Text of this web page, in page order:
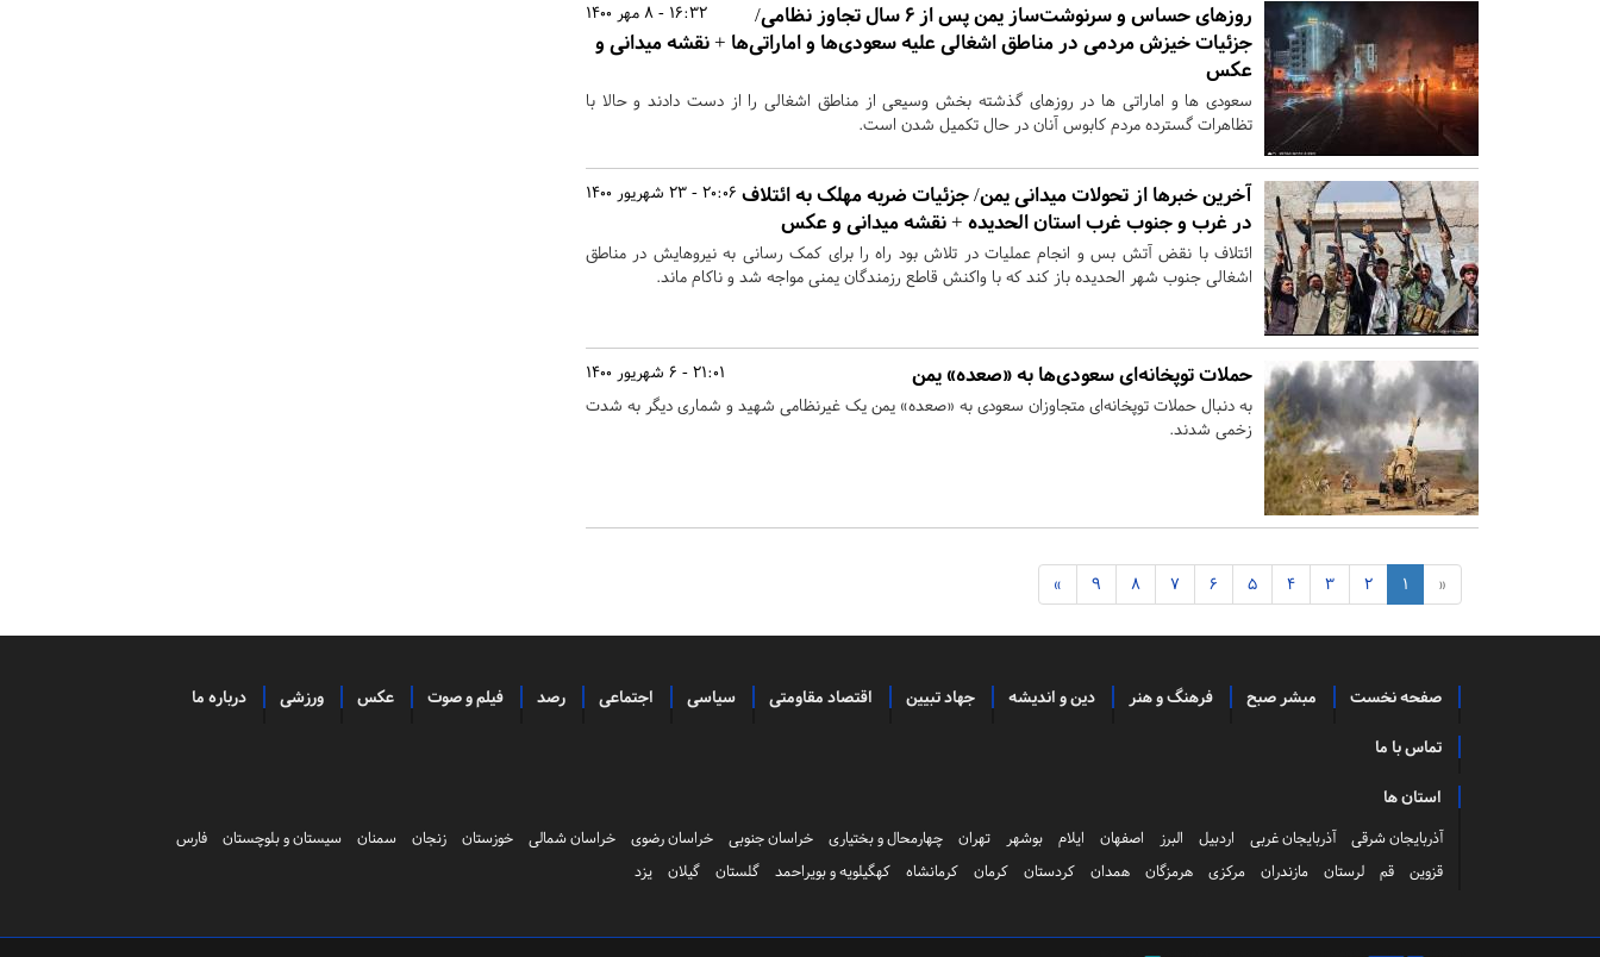
16:32 - 8 مهر 1400
روزهای حساس و سرنوشت‌ساز یمن پس از ۶ سال تجاوز نظامی/
جزئیات خیزش مردمی در مناطق اشغالی علیه سعودی‌ها و اماراتی‌ها + نقشه میدانی و
عکس
سعودی ها و اماراتی ها در روزهای گذشته بخش وسیعی از مناطق اشغالی را از دست دادند و حالا با
تظاهرات گسترده مردم کابوس آنان در حال تکمیل شدن است.
20:06 - 23 شهریور 1400 آخرین خبرها از تحولات میدانی یمن/ جزئیات ضربه مهلک به ائتلاف
در غرب و جنوب غرب استان الحدیده + نقشه میدانی و عکس
ائتلاف با نقض آتش بس و انجام عملیات در تلاش بود راه را برای کمک رسانی به نیروهایش در مناطق
اشغالی جنوب شهر الحدیده باز کند که با واکنش قاطع رزمندگان یمنی مواجه شد و ناکام ماند.
21:01 - 6 شهریور 1400 حملات توپخانه‌ای سعودی‌ها به «صعده» یمن
به دنبال حملات توپخانه‌ای متجاوزان سعودی به «صعده» یمن یک غیرنظامی شهید و شماری دیگر به شدت
زخمی شدند.
«
1
2
3
4
5
6
7
8
9
»
صفحه نخست مبشر صبح فرهنگ و هنر دین و اندیشه جهاد تبیین اقتصاد مقاومتی سیاسی اجتماعی رصد فیلم و صوت عکس ورزشی درباره ما
تماس با ما
استان ها
آذربایجان شرقی آذربایجان غربی اردبیل البرز اصفهان ایلام بوشهر تهران چهارمحال و بختیاری خراسان جنوبی خراسان رضوی خراسان شمالی خوزستان زنجان سمنان سیستان و بلوچستان
فارس
قزوین
قم لرستان مازندران مرکزی هرمزگان همدان کردستان کرمان کرمانشاه کهگیلویه و بویراحمد گلستان گیلان یزد